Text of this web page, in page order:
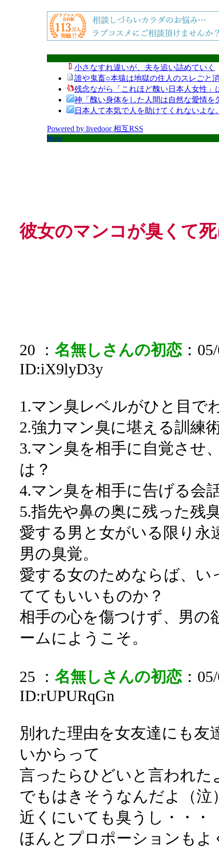
小さなすれ違いが、夫を追い詰めていく
誰や鬼畜○本猿は地獄の住人のスレごと
残念ながら「これほど醜い日本人女性
神「醜い身体をした人間は自然な愛情を
日本人て本気で人を助けてくれないよ
Powered by livedoor 相互RSS
Home
彼女のマンコが臭くて
20 ： 名無しさんの初恋：
ID:iX9lyD3y
1.マン臭レベルがひと目で
2.強力マン臭に堪える訓練
3.マン臭を相手に自覚させ
は？
4.マン臭を相手に告げる会
5.指先や鼻の奥に残った残
愛する男と女がいる限り永
男の臭覚。
愛する女のためならば、い
ててもいいものか？
相手の心を傷つけず、男の
ームにようこそ。
25 ： 名無しさんの初恋：
ID:rUPURqGn
別れた理由を女友達にも友
いからって
言ったらひどいと言われた
でもはきそうなんだよ（泣
近くにいても臭うし・・・
ほんとプロポーションも